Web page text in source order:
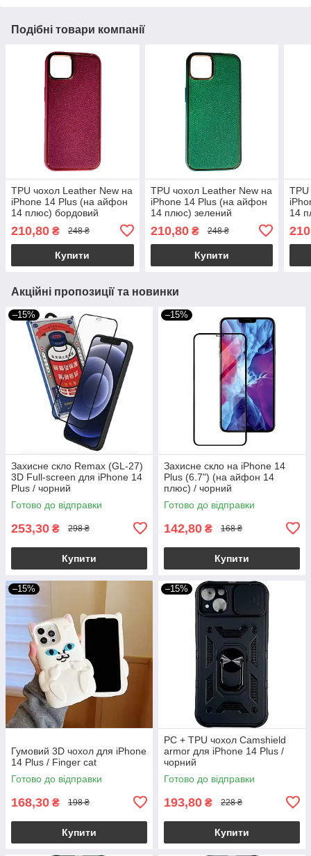
Подібні товари компанії
TPU чохол Leather New на
iPhone 14 Plus (на айфон
14 плюс) бордовий
210,80 ₴ 248 ₴
Купити
TPU чохол Leather New на
iPhone 14 Plus (на айфон
14 плюс) зелений
210,80₴ 248 ₴
Купити
14
Акційні пропозиції та новинки
–15%
Захисне скло Remax (GL-27)
3D Full-screen для iPhone 14
Plus / чорний
Готово до відправки
253,30 ₴ 298 ₴
Купити
–15%
Захисне скло на iPhone 14
Plus (6.7") (на айфон 14
плюс) / чорний
Готово до відправки
142,80 ₴ 168 ₴
Купити
–15%
Гумовий 3D чохол для iPhone
14 Plus / Finger cat
Готово до відправки
168,30 ₴ 198 ₴
Купити
–15%
PC + TPU чохол Camshield
armor для iPhone 14 Plus /
чорний
Готово до відправки
193,80 ₴ 228 ₴
Купити